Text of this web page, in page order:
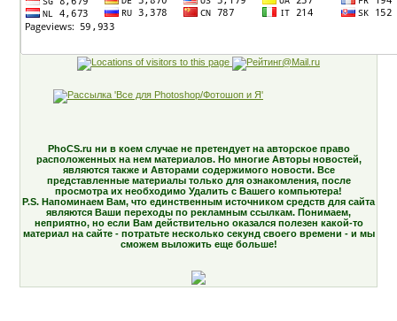
PhoCS.ru ни в коем случае не претендует на авторское право
расположенных на нем материалов. Но многие Авторы новостей,
являются также и Авторами содержимого новости. Все
представленные материалы только для ознакомления, после
просмотра их необходимо Удалить с Вашего компьютера!
P.S. Напоминаем Вам, что единственным источником средств для сайта
являются Ваши переходы по рекламным ссылкам. Понимаем,
неприятно, но если Вам действительно оказался полезен какой-то
материал на сайте - потратьте несколько секунд своего времени - и мы
сможем выложить еще больше!